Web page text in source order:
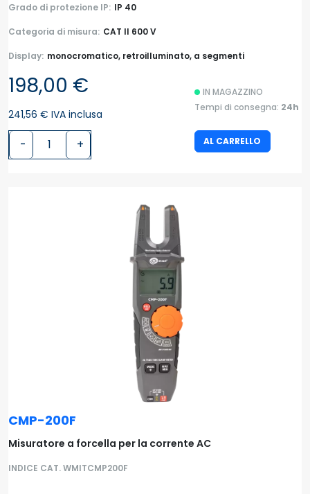
Grado di protezione IP: IP 40
Categoria di misura: CAT II 600 V
Display: monocromatico, retroilluminato, a segmenti
198,00 €
241,56 € IVA inclusa
- +
IN MAGAZZINO
Tempi di consegna: 24h
AL CARRELLO
CMP-200F
Misuratore a forcella per la corrente AC
INDICE CAT. WMITCMP200F